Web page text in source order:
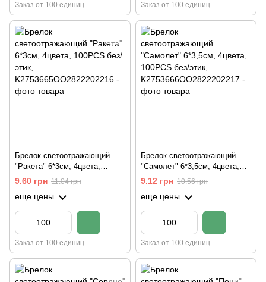
Заказ от 100 единиц Заказ от 100 единиц
Брелок светоотражающий
"Ракета" 6*3см, 4цвета,
100PCS без/этик
9.60 грн 11.04 грн
еще цены
Заказ от 100 единиц
Брелок светоотражающий
"Самолет" 6*3,5см, 4цвета,
100PCS без/этик
9.12 грн 10.56 грн
еще цены
Заказ от 100 единиц